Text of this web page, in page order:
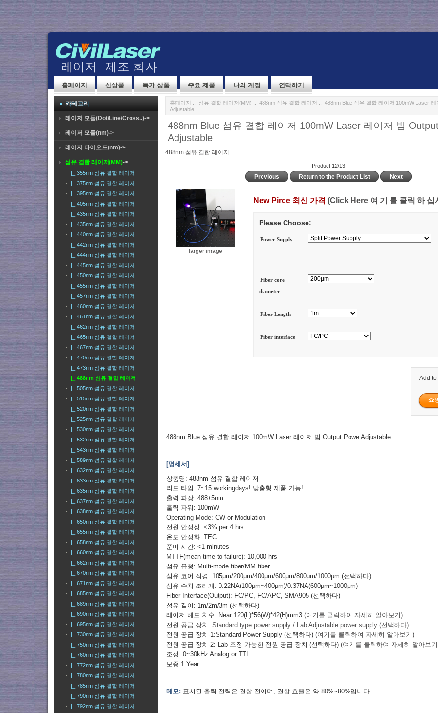
홈페이지 신상품 특가 상품 주요 제품 나의 계정 연락하기
카테고리
레이저 모듈(Dot/Line/Cross..)->
레이저 모듈(nm)->
레이저 다이오드(nm)->
섬유 결합 레이저(MM)->
|_ 355nm 섬유 결합 레이저
|_ 375nm 섬유 결합 레이저
|_ 395nm 섬유 결합 레이저
|_ 405nm 섬유 결합 레이저
|_ 435nm 섬유 결합 레이저
|_ 435nm 섬유 결합 레이저
|_ 440nm 섬유 결합 레이저
|_ 442nm 섬유 결합 레이저
|_ 444nm 섬유 결합 레이저
|_ 445nm 섬유 결합 레이저
|_ 450nm 섬유 결합 레이저
|_ 455nm 섬유 결합 레이저
|_ 457nm 섬유 결합 레이저
|_ 460nm 섬유 결합 레이저
|_ 461nm 섬유 결합 레이저
|_ 462nm 섬유 결합 레이저
|_ 465nm 섬유 결합 레이저
|_ 467nm 섬유 결합 레이저
|_ 470nm 섬유 결합 레이저
|_ 473nm 섬유 결합 레이저
|_ 488nm 섬유 결합 레이저
|_ 505nm 섬유 결합 레이저
|_ 515nm 섬유 결합 레이저
|_ 520nm 섬유 결합 레이저
|_ 525nm 섬유 결합 레이저
|_ 530nm 섬유 결합 레이저
|_ 532nm 섬유 결합 레이저
|_ 543nm 섬유 결합 레이저
|_ 589nm 섬유 결합 레이저
|_ 632nm 섬유 결합 레이저
|_ 633nm 섬유 결합 레이저
|_ 635nm 섬유 결합 레이저
|_ 637nm 섬유 결합 레이저
|_ 638nm 섬유 결합 레이저
|_ 650nm 섬유 결합 레이저
|_ 655nm 섬유 결합 레이저
|_ 658nm 섬유 결합 레이저
|_ 660nm 섬유 결합 레이저
|_ 662nm 섬유 결합 레이저
|_ 670nm 섬유 결합 레이저
|_ 671nm 섬유 결합 레이저
|_ 685nm 섬유 결합 레이저
|_ 689nm 섬유 결합 레이저
|_ 690nm 섬유 결합 레이저
|_ 695nm 섬유 결합 레이저
|_ 730nm 섬유 결합 레이저
|_ 750nm 섬유 결합 레이저
|_ 760nm 섬유 결합 레이저
|_ 772nm 섬유 결합 레이저
|_ 780nm 섬유 결합 레이저
|_ 785nm 섬유 결합 레이저
|_ 790nm 섬유 결합 레이저
|_ 792nm 섬유 결합 레이저
홈페이지 :: 섬유 결합 레이저(MM) :: 488nm 섬유 결합 레이저 :: 488nm Blue 섬유 결합 레이저 100mW Laser 레
Adjustable
488nm Blue 섬유 결합 레이저 100mW Laser 레이저 빔
Adjustable
488nm 섬유 결합 레이저
Product 12/13
Previous Return to the Product List Next
larger image
New Pirce 최신 가격 (Click Here 여 기 를 클릭 하 십
Please Choose:
Power Supply
Fiber core
diameter
Fiber Length
Fiber interface
Add
488nm Blue 섬유 결합 레이저 100mW Laser 레이저 빔 Output Powe Adjustable
[명세서]
상품명: 488nm 섬유 결합 레이저
리드 타임: 7~15 workingdays! 맞춤형 제품 가능!
출력 파장: 488±5nm
출력 파워: 100mW
Operating Mode: CW or Modulation
전원 안정성: <3% per 4 hrs
온도 안정화: TEC
준비 시간: <1 minutes
MTTF(mean time to failure): 10,000 hrs
섬유 유형: Multi-mode fiber/MM fiber
섬유 코어 직경: 105μm/200μm/400μm/600μm/800μm/1000μm (선택하다)
섬유 수치 조리개: 0.22NA(100μm~400μm)/0.37NA(600μm~1000μm)
Fiber Interface(Output): FC/PC, FC/APC, SMA905 (선택하다)
섬유 길이: 1m/2m/3m (선택하다)
레이저 헤드 치수: Near 120(L)*56(W)*42(H)mm3 (여기를 클릭하여 자세히 알아보기)
전원 공급 장치:Standard type power supply / Lab Adjustable power supply (선택하다)
전원 공급 장치-1:Standard Power Supply (선택하다)(여기를 클릭하여 자세히 알아보기)
전원 공급 장치-2: Lab 조정 가능한 전원 공급 장치 (선택하다)(여기를 클릭하여 자세히 알아보
조정: 0~30kHz Analog or TTL
보증:1 Year
메모: 표시된 출력 전력은 결합 전이며, 결합 효율은 약 80%~90%입니다.